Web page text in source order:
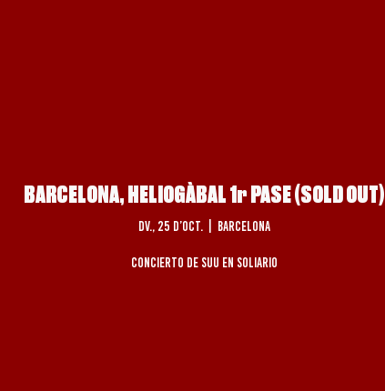
BARCELONA, HELIOGÀBAL 1r PASE (SOLD OUT)
dv., 25 d’oct.
  |
Barcelona
Concierto de Suu en Soliario